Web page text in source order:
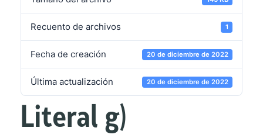
Recuento de archivos 1
Fecha de creación 20 de diciembre de 2022
Última actualización 20 de diciembre de 2022
Literal g)